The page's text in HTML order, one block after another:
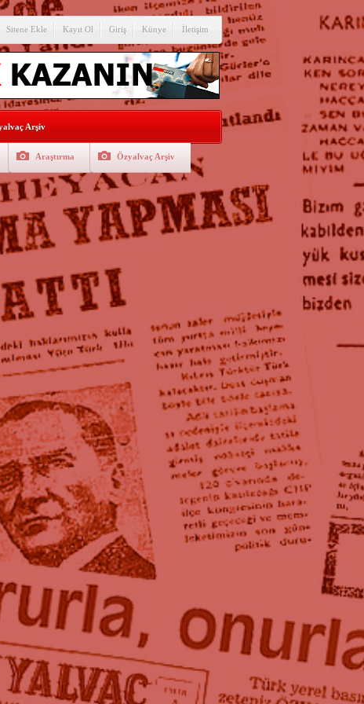
Sitene Ekle Kayıt Ol Giriş Künye İletişim
Arşiv
Araştırma Özyalvaç Arşiv